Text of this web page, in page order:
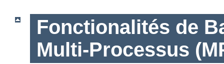
Fonctionalités de
Multi-Processus